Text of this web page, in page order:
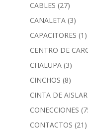
CABLES (27)
CANALETA (3)
CAPACITORES (1)
CENTRO DE
CHALUPA (3)
CINCHOS (8)
CINTA DE
CONECCIONES
CONTACTOS (21)